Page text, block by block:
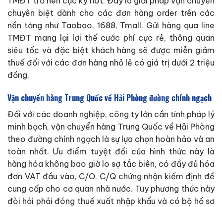
chuyên biệt dành cho các đơn hàng order trên các
nền tảng như Taobao, 1688, Tmall. Gửi hàng qua line
TMĐT mang lại lợi thế cước phí cực rẻ, thông quan
siêu tốc và đặc biệt khách hàng sẽ được miễn giảm
thuế đối với các đơn hàng nhỏ lẻ có giá trị dưới 2 triệu
đồng.
Vận chuyển hàng Trung Quốc về Hải Phòng đường chính ngạch
Đối với các doanh nghiệp, công ty lớn cần tính pháp lý
minh bạch, vận chuyển hàng Trung Quốc về Hải Phòng
theo đường chính ngạch là sự lựa chọn hoàn hảo và an
toàn nhất. Ưu điểm tuyệt đối của hình thức này là
hàng hóa không bao giờ lo sợ tắc biên, có đầy đủ hóa
đơn VAT đầu vào, C/O, C/Q chứng nhận kiểm định để
cung cấp cho cơ quan nhà nước. Tuy phương thức này
đòi hỏi phải đóng thuế xuất nhập khẩu và có bộ hồ sơ